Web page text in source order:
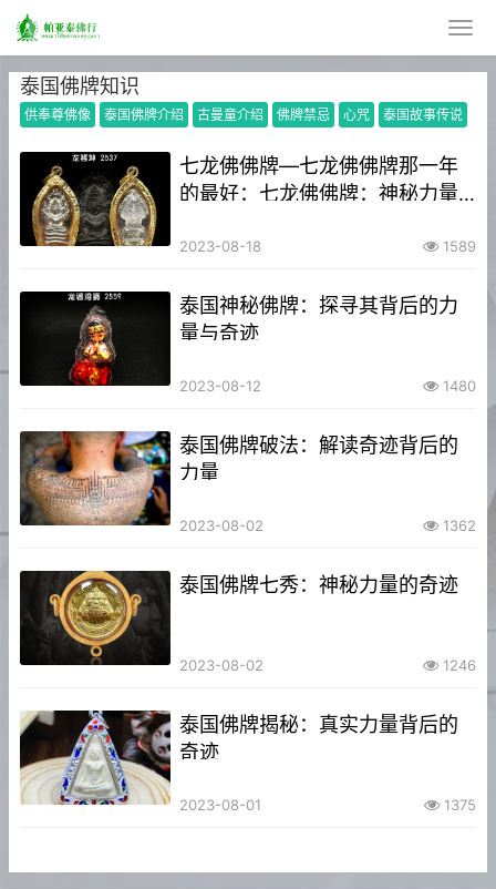
泰国佛牌知识
供奉尊佛像 泰国佛牌介绍 古曼童介绍 佛牌禁忌 心咒 泰国故事传说
七龙佛佛牌—七龙佛佛牌那一年
的最好：七龙佛佛牌：神秘力量
2023-08-18 1589
泰国神秘佛牌：探寻其背后的力
量与奇迹
2023-08-12 1480
泰国佛牌破法：解读奇迹背后的
力量
2023-08-02 1362
泰国佛牌七秀：神秘力量的奇迹
2023-08-02 1246
泰国佛牌揭秘：真实力量背后的
奇迹
2023-08-01 1375